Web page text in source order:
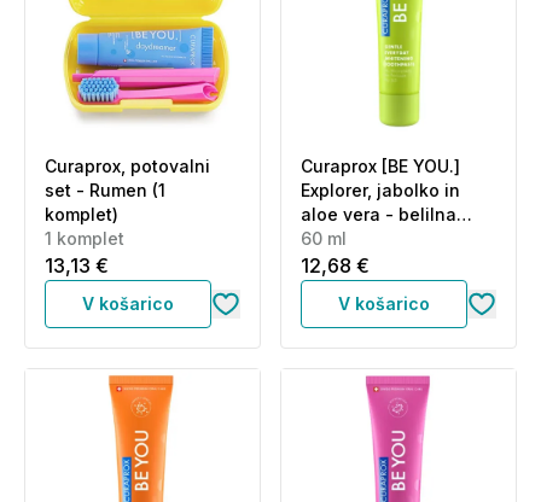
Curaprox, potovalni
set - Rumen (1
komplet)
1 komplet
13,13 €
V košarico
Curaprox [BE YOU.]
Explorer, jabolko in
aloe vera - belilna
zobna pasta (60 ml)
60 ml
12,68 €
V košarico